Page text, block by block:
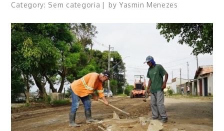
Category: Sem categoria byYasmin Menezes